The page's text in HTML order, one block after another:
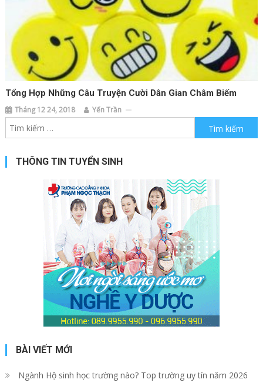
Tổng Hợp Những Câu Truyện Cười Dân Gian Châm Biếm
Tháng 12 24, 2018 Yến Trần
Tìm kiếm cho:
THÔNG TIN TUYỂN SINH
BÀI VIẾT MỚI
Ngành Hộ sinh học trường nào? Top trường uy tín năm 2026